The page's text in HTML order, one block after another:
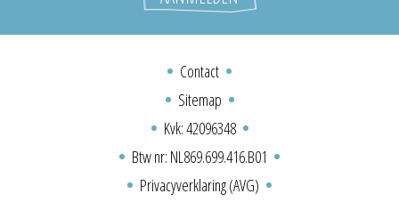
Contact
Sitemap
Kvk: 42096348
Btw nr: NL869.699.416.B01
Privacyverklaring (AVG)